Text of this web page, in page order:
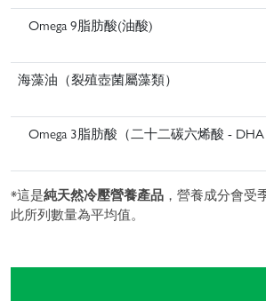
Omega 9脂肪酸(油酸)
海藻油（裂殖壺菌屬藻類）
Omega 3脂肪酸（二十二碳六烯酸 - DHA
*這是純天然冷壓營養產品 ，營養成分會受
此所列數量為平均值。